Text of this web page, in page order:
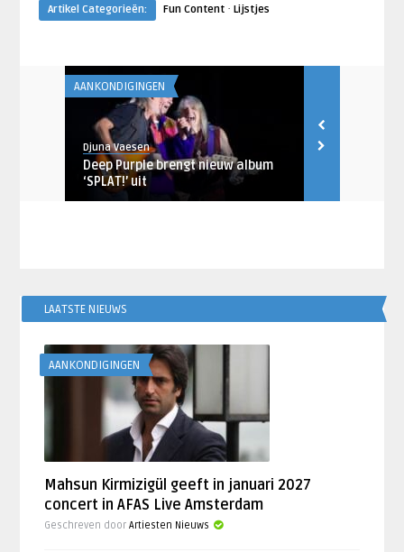
Artikel Categorieën:
Fun Content· Lijstjes
AANKONDIGINGEN
Djuna Vaesen
Deep Purple brengt nieuw album
‘SPLAT!’ uit
LAATSTE NIEUWS
AANKONDIGINGEN
Mahsun Kirmizigül geeft in januari 2027
concert in AFAS Live Amsterdam
Geschreven doorArtiesten Nieuws